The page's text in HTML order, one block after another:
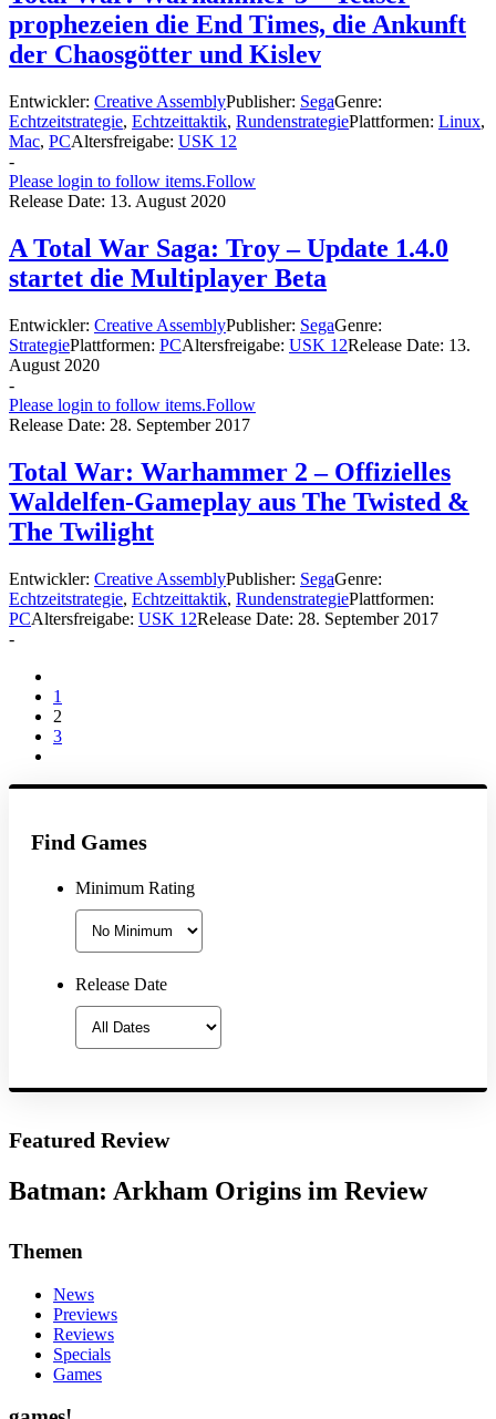
prophezeien die End Times, die Ankunft
der Chaosgötter und Kislev
Entwickler: Creative AssemblyPublisher: SegaGenre:
Echtzeitstrategie, Echtzeittaktik, RundenstrategiePlattformen: Linux,
Mac, PCAltersfreigabe: USK 12
-
Please login to follow items.Follow
Release Date: 13. August 2020
A Total War Saga: Troy – Update 1.4.0
startet die Multiplayer Beta
Entwickler: Creative AssemblyPublisher: SegaGenre:
StrategiePlattformen: PCAltersfreigabe: USK 12Release Date: 13.
August 2020
-
Please login to follow items.Follow
Release Date: 28. September 2017
Total War: Warhammer 2 – Offizielles
Waldelfen-Gameplay aus The Twisted &
The Twilight
Entwickler: Creative AssemblyPublisher: SegaGenre:
Echtzeitstrategie, Echtzeittaktik, RundenstrategiePlattformen:
PCAltersfreigabe: USK 12Release Date: 28. September 2017
-
1
2
3
Find Games
Minimum Rating
Release Date
Featured Review
Batman: Arkham Origins im Review
Themen
News
Previews
Reviews
Specials
Games